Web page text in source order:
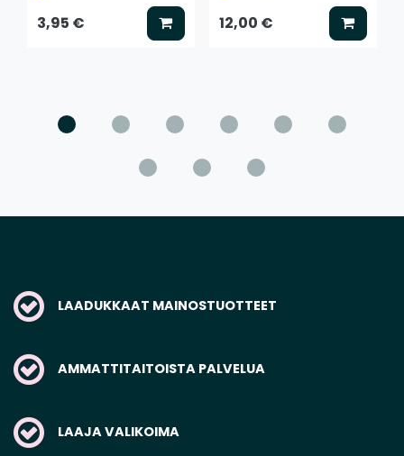
3,95 € Lisää koriin
12,00 € Lisää
LAADUKKAAT MAINOSTUOTTEET
AMMATTITAITOISTA PALVELUA
LAAJA VALIKOIMA